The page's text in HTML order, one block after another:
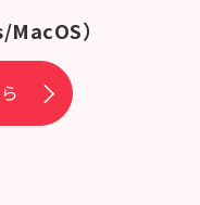
MacOS）